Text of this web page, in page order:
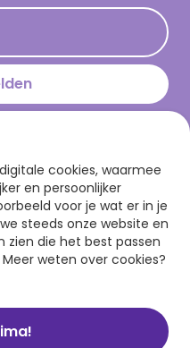
cookies, waarmee
en persoonlijker
voor je wat er in je
steeds onze website en
zien die het best passen
weten over cookies?